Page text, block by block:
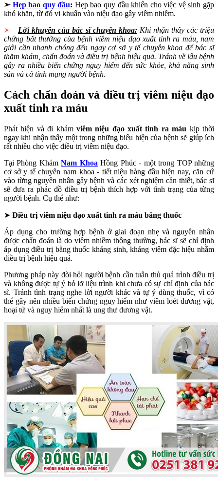
➣ Hẹp bao quy đầu: Hẹp bao quy đầu khiến cho việc vệ sinh gặp
khó khăn, từ đó vi khuẩn vào niệu đạo gây viêm nhiễm.
Lời khuyên của bác sĩ chuyên khoa: Khi nhận thấy các triệu
chứng bất thường của bệnh viêm niệu đạo xuất tinh ra máu, nam
giới cần nhanh chóng đến ngay cơ sở y tế chuyên khoa để bác sĩ
thăm khám, chẩn đoán và điều trị bệnh hiệu quả. Tránh về lâu bệnh
gây ra nhiều biến chứng nguy hiểm đến sức khỏe, khả năng sinh
sản và cả tính mạng người bệnh.
Cách chẩn đoán và điều trịviêm niệu đạo
xuất tinh ra máu
Phát hiện và đi khám viêm niệu đạo xuất tinh ra máu kịp thời
ngay khi nhận thấy một trong những biểu hiện của bệnh sẽ giúp ích
rất nhiều cho việc điều trị viêm niệu đạo.
Tại Phòng KhámNam Khoa Hồng Phúc - một trong TOP những
cơ sở y tế chuyên nam khoa - tiết niệu hàng đầu hiện nay, căn cứ
vào từng nguyên nhân gây bệnh và các xét nghiệm cần thiết, bác sĩ
sẽ đưa ra phác đồ điều trị bệnh thích hợp với tình trạng của từng
người bệnh. Cụ thể như:
➤ Điều trị viêm niệu đạo xuất tinh ra máu bằng thuốc
Áp dụng cho trường hợp bệnh ở giai đoạn nhẹ và nguyên nhân
được chẩn đoán là do viêm nhiễm thông thường, bác sĩ sẽ chỉ định
áp dụng điều trị bằng thuốc kháng sinh, kháng viêm đặc hiệu nhằm
điều trị bệnh hiệu quả.
Phương pháp này đòi hỏi người bệnh cần tuân thủ quá trình điều trị
và không được tự ý bỏ lỡ liệu trình khi chưa có sự chỉ định của bác
sĩ. Tránh tình trạng nghe lời người khác và tự ý dùng thuốc, vì có
thể gây nên nhiều biến chứng nguy hiểm như viêm loét dương vật,
hoại tử và nguy hiểm nhất là ung thư dương vật.